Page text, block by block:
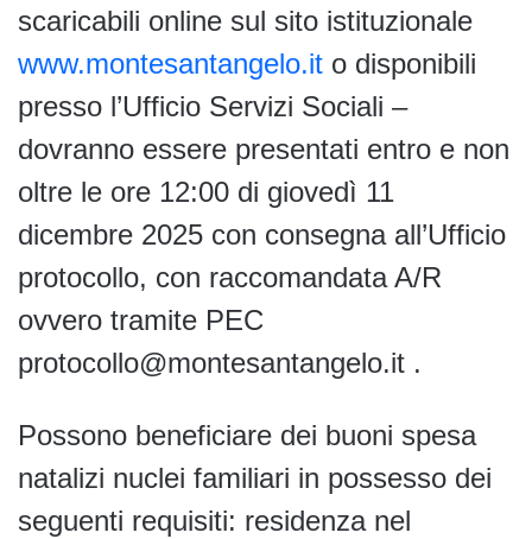
scaricabili online sul sito istituzionale
www.montesantangelo.it o disponibili
presso l’Ufficio Servizi Sociali –
dovranno essere presentati entro e non
oltre le ore 12:00 di giovedì 11
dicembre 2025 con consegna all’Ufficio
protocollo, con raccomandata A/R
ovvero tramite PEC
protocollo@montesantangelo.it .
Possono beneficiare dei buoni spesa
natalizi nuclei familiari in possesso dei
seguenti requisiti: residenza nel